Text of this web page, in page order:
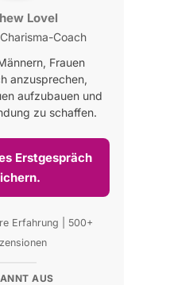
Lovel
Coach
Frauen
anzusprechen,
aufzubauen und
zu schaffen.
Erstgespräch
Erfahrung | 500+
AUS